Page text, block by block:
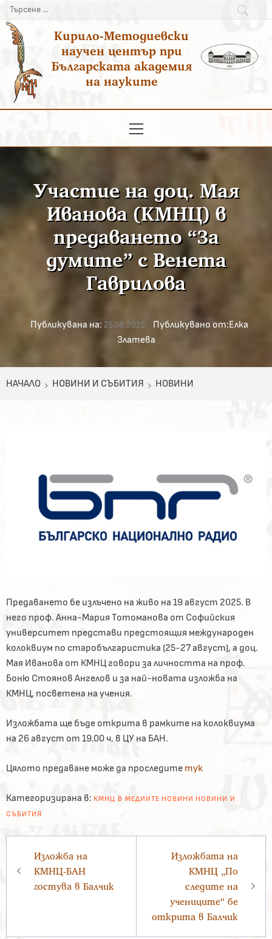
Преминаване
към
съдържанието
Търсене
за:
Кирило-Методиевски
научен център при
Българската академия
на науките
меню
Участие на доц. Мая
Иванова (КМНЦ) в
предаването “За
думите” с Венета
Гаврилова
Публикувана на: 25.08.2025 Публикувано от:Елка
Златева
НАЧАЛО НОВИНИ И СЪБИТИЯ НОВИНИ
Предаването бе излъчено на живо на 19 август 2025. В
него проф. Анна-Мария Тотоманова от Софийския
университет представи предстоящия международен
колоквиум по старобългаристика (25-27 август), а доц.
Мая Иванова от КМНЦ говори за личността на проф.
Боню Стоянов Ангелов и за най-новата изложба на
КМНЦ, посветена на учения.
Изложбата ще бъде открита в рамките на колоквиума
на 26 август от 19.00 ч. в ЦУ на БАН.
Цялото предаване може да проследите тук
Категоризирана в: КМНЦ В МЕДИИТЕ НОВИНИ НОВИНИ И
СЪБИТИЯ
Изложба на
КМНЦ-БАН
гостува в Балчик
Изложбата на
КМНЦ „По
следите на
учениците“ бе
открита в Балчик